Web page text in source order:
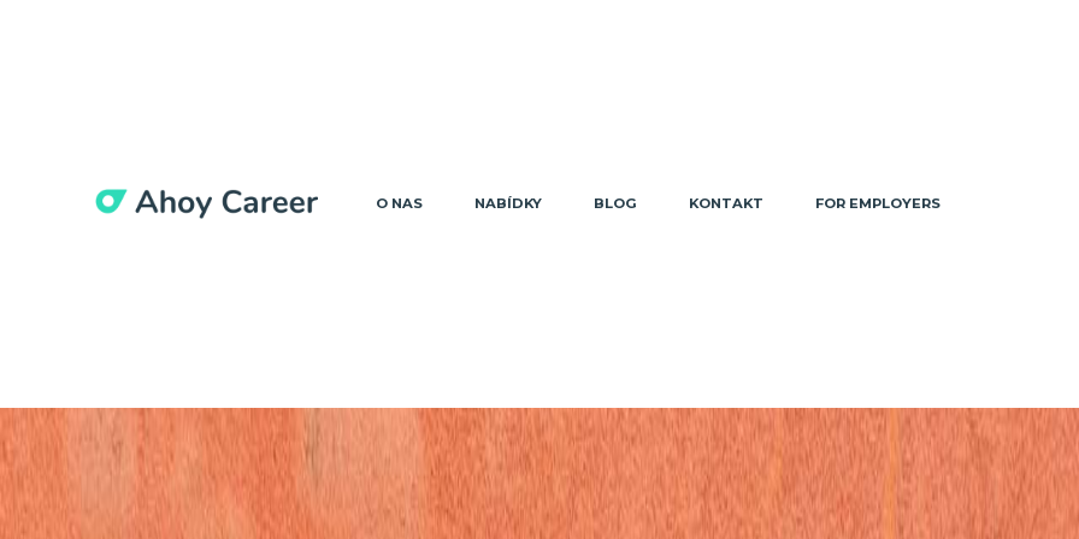
O NAS NABÍDKY BLOG KONTAKT FOR EMPLOYERS